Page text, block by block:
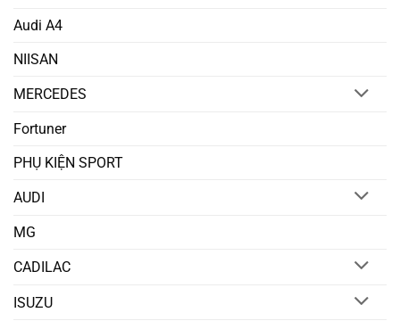
Audi A4
NIISAN
MERCEDES
Fortuner
PHỤ KIỆN SPORT
AUDI
MG
CADILAC
ISUZU